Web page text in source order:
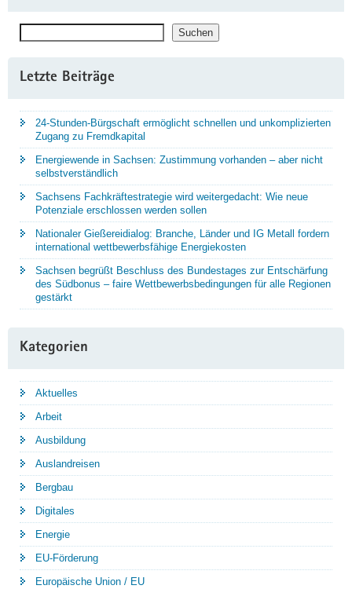
Suchen
Letzte Beiträge
24-Stunden-Bürgschaft ermöglicht schnellen und unkomplizierten
Zugang zu Fremdkapital
Energiewende in Sachsen: Zustimmung vorhanden – aber nicht
selbstverständlich
Sachsens Fachkräftestrategie wird weitergedacht: Wie neue
Potenziale erschlossen werden sollen
Nationaler Gießereidialog: Branche, Länder und IG Metall fordern
international wettbewerbsfähige Energiekosten
Sachsen begrüßt Beschluss des Bundestages zur Entschärfung
des Südbonus – faire Wettbewerbsbedingungen für alle Regionen
gestärkt
Kategorien
Aktuelles
Arbeit
Ausbildung
Auslandreisen
Bergbau
Digitales
Energie
EU-Förderung
Europäische Union / EU